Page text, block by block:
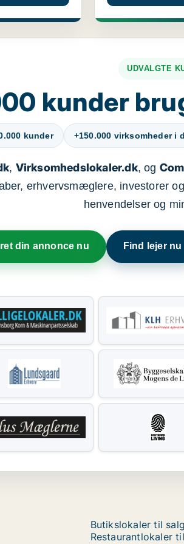
UDVALGTE
kunder
kunder +150.000 virksomheder i
, Virksomhedslokaler.dk, og
erhvervsmæglere, investorer
henvendelser og
din annonce nu Find lejer nu
Butikslokaler til
Restaurantlokaler